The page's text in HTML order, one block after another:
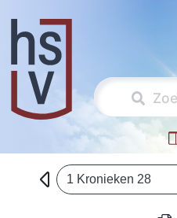
1 Kronieken 28